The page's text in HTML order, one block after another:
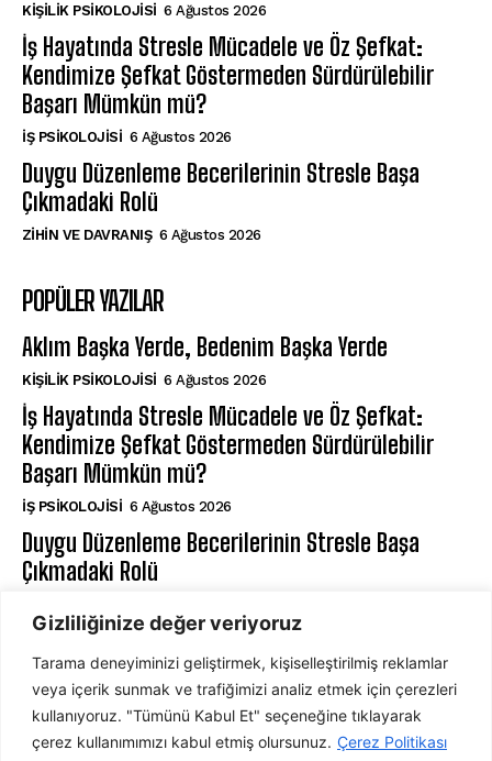
Gizliliğinize değer veriyoruz
Tarama deneyiminizi geliştirmek, kişiselleştirilmiş reklamlar
veya içerik sunmak ve trafiğimizi analiz etmek için çerezleri
kullanıyoruz. "Tümünü Kabul Et" seçeneğine tıklayarak
çerez kullanımımızı kabul etmiş olursunuz. Çerez Politikası
KIŞILIK PSIKOLOJISI 6 Ağustos 2026
İş Hayatında Stresle Mücadele ve Öz Şefkat:
Kendimize Şefkat Göstermeden Sürdürülebilir
Başarı Mümkün mü?
İŞ PSIKOLOJISI 6 Ağustos 2026
Duygu Düzenleme Becerilerinin Stresle Başa
Çıkmadaki Rolü
⁠ZIHIN VE DAVRANIŞ 6 Ağustos 2026
POPÜLER YAZILAR
Aklım Başka Yerde, Bedenim Başka Yerde
KIŞILIK PSIKOLOJISI 6 Ağustos 2026
İş Hayatında Stresle Mücadele ve Öz Şefkat:
Kendimize Şefkat Göstermeden Sürdürülebilir
Başarı Mümkün mü?
İŞ PSIKOLOJISI 6 Ağustos 2026
Duygu Düzenleme Becerilerinin Stresle Başa
Çıkmadaki Rolü
ABONE OL